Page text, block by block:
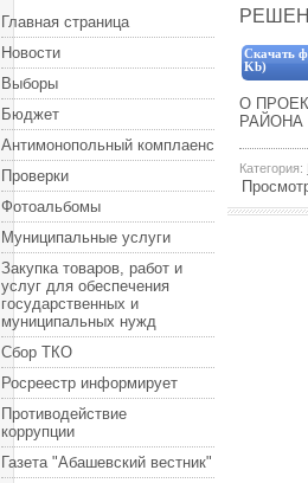
Главная страница
Новости
Выборы
Бюджет
Антимонопольный комплаенс
Проверки
Фотоальбомы
Муниципальные услуги
Закупка товаров, работ и
услуг для обеспечения
государственных и
муниципальных нужд
Сбор ТКО
Росреестр информирует
Противодействие
коррупции
Газета "Абашевский вестник"
Скачать
Kb)
О
РАЙОНА
Категория: